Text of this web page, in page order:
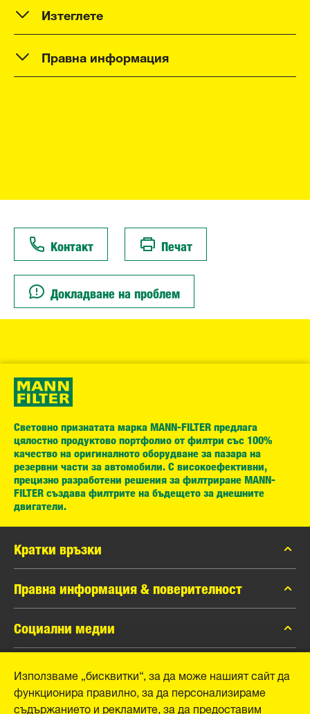
Изтеглете
Правна информация
Контакт Печат
Докладване на проблем
Световно признатата марка MANN-FILTER предлага
цялостно продуктово портфолио от филтри със 100%
качество на оригиналното оборудване за пазара на
резервни части за автомобили. С високоефективни,
прецизно разработени решения за филтриране MANN-
FILTER създава филтрите на бъдещето за днешните
двигатели.
Кратки връзки
каталог MANN-FILTER
Контакти
Правна информация & поверителност
Защита на личните данни
Официално уведомление
Отпечатък
Социални медии
Instagram
MANN+HUMMEL GmbH
Използваме „бисквитки“, за да може нашият сайт да
функционира правилно, за да персонализираме
съдържанието и рекламите, за да предоставим